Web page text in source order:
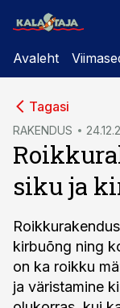
Avaleht
Tagasi
RAKENDUS
siku ja
kirbuõng ning
on ka roikku
ja väristamine